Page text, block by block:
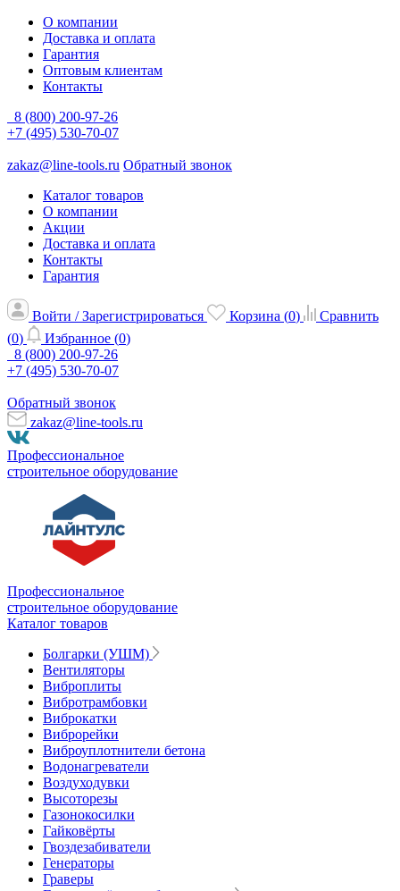
О компании
Доставка и оплата
Гарантия
Оптовым клиентам
Контакты
8 (800) 200-97-26
+7 (495) 530-70-07
zakaz@line-tools.ru Обратный звонок
Каталог товаров
О компании
Акции
Доставка и оплата
Контакты
Гарантия
Войти / Зарегистрироваться Корзина (0)
Сравнить
(0) Избранное (0)
8 (800) 200-97-26
+7 (495) 530-70-07
Обратный звонок
zakaz@line-tools.ru
Профессиональное
строительное оборудование
Профессиональное
строительное оборудование
Каталог товаров
Болгарки (УШМ)
Вентиляторы
Виброплиты
Вибротрамбовки
Виброкатки
Виброрейки
Виброуплотнители бетона
Водонагреватели
Воздуходувки
Высоторезы
Газонокосилки
Гайковёрты
Гвоздезабиватели
Генераторы
Граверы